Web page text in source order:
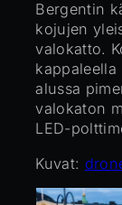
Bergentin
kojujen
valokatto.
kappaleella
alussa
valokaton
LED-
Kuvat: